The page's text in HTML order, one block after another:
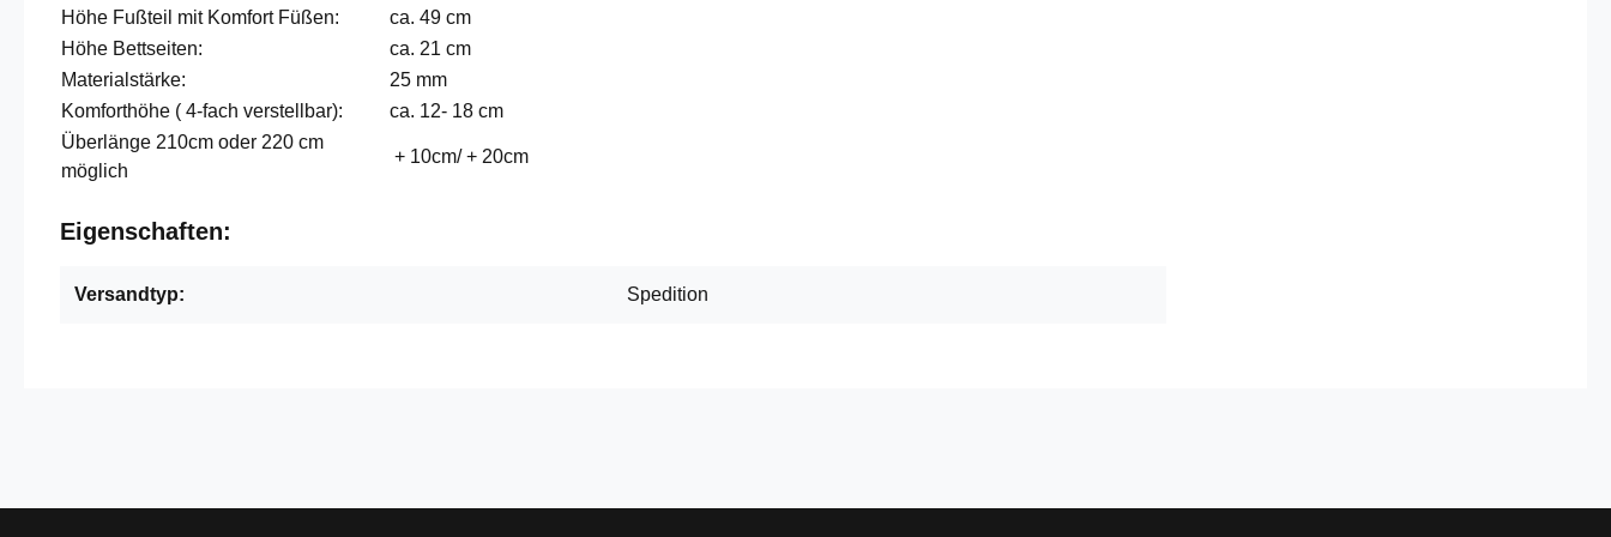
Höhe Fußteil mit Komfort Füßen:
ca. 49 cm
Höhe Bettseiten:
ca. 21 cm
Materialstärke:
25 mm
Komforthöhe ( 4-fach verstellbar):
ca. 12- 18 cm
Überlänge 210cm oder 220 cm
möglich
+ 10cm/ + 20cm
Eigenschaften:
Versandtyp: Spedition